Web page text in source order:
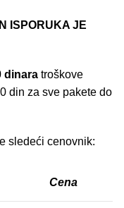
ISPORUKA JE
dinara troškove
din za sve pakete do
sledeći cenovnik:
Cena